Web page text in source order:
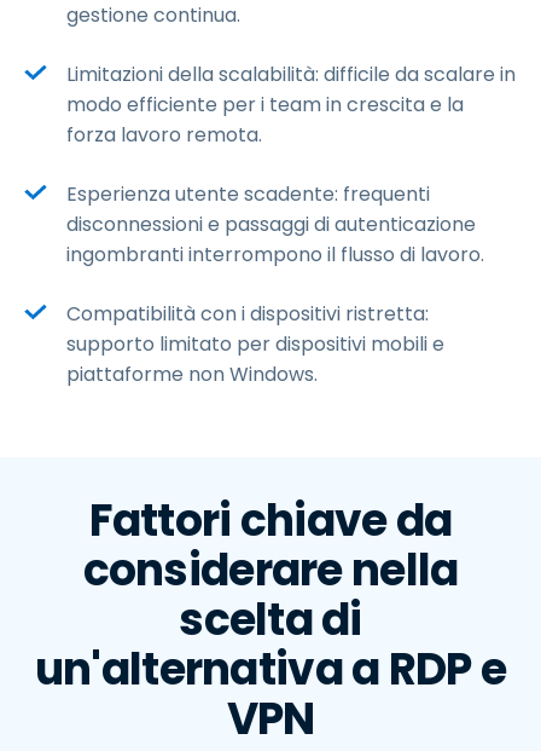
gestione continua.
Limitazioni della scalabilità: difficile da scalare in
modo efficiente per i team in crescita e la
forza lavoro remota.
Esperienza utente scadente: frequenti
disconnessioni e passaggi di autenticazione
ingombranti interrompono il flusso di lavoro.
Compatibilità con i dispositivi ristretta:
supporto limitato per dispositivi mobili e
piattaforme non Windows.
Fattori chiave da
considerare nella
scelta di
un'alternativa a RDP e
VPN